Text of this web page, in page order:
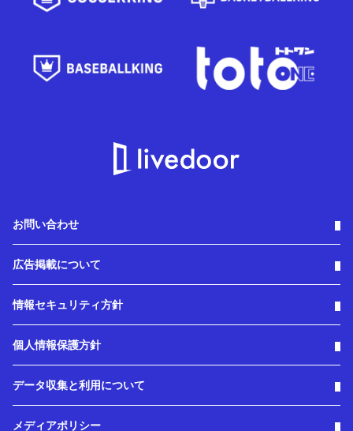
お問い合わせ
広告掲載について
情報セキュリティ方針
個人情報保護方針
データ収集と利用について
メディアポリシー